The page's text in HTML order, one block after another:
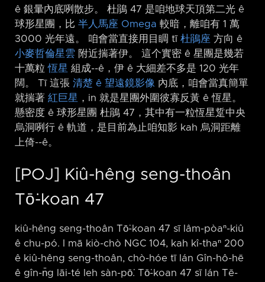
ê 銀暈內底咧散步。 杜鵑 47 是咱地球天頂第二光 ê
球形星團，比 半人馬座 Omega 較暗，離咱有 1 萬
3000 光年遠。 咱會當直接用目睭 tī 杜鵑座 方向 ê
小麥哲倫星雲 附近揣著伊。 這个實密 ê 星團是幾若
十萬粒恆星 組成-⁠-ê，伊 ê 大細差不多是 120 光年
闊。 Tī 這張 清楚 ê 望遠鏡影像 內底，咱會當真簡單
就揣著 紅巨星 ，in 就是星團外圍彼寡反黃 ê 恆星。
懸密度 ê 球形星團 杜鵑 47，其中有一粒恆星踅中央
烏洞咧行 ê 軌道，是目前為止咱知影 kah 烏洞距離
上倚-⁠-ê。
[POJ] Kiû-hêng seng-thoân
Tō͘-koan 47
kiû-hêng seng-thoân Tō͘-koan 47 sī lâm-pòaⁿ-kiû
ê chu-pó. I mā kiò-chò NGC 104, kah kî-thaⁿ 200
ê kiû-hêng seng-thoân, chò-hóe tī lán Gîn-hô-hē
ê gîn-n̄g lāi-té leh sàn-pō͘. Tō͘-koan 47 sī lán Tē-